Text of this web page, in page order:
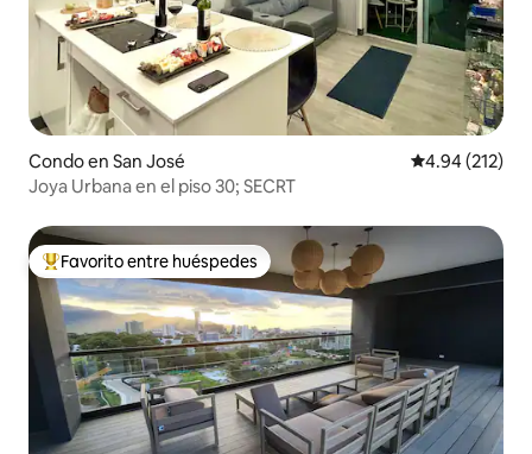
Condo en San José Calificación
4.94 (212)
Joya Urbana en el piso 30; SECRT
Favorito entre huéspedes preferido
Favorito entre huéspedes